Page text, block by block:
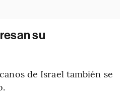
su
de Israel también se